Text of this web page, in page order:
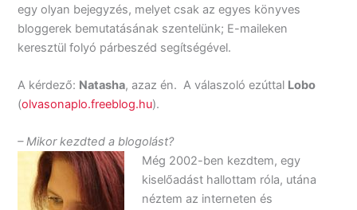
egy olyan bejegyzés, melyet csak az egyes könyves
bloggerek bemutatásának szentelünk; E-maileken
keresztül folyó párbeszéd segítségével.
A kérdező: Natasha, azaz én. A válaszoló ezúttal Lobo
(olvasonaplo.freeblog.hu).
– Mikor kezdted a blogolást?
Még 2002-ben kezdtem, egy
kiselőadást hallottam róla, utána
néztem az interneten és